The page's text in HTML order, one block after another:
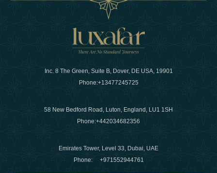
Inc. 8 The Green, Suite B, Dover, DE USA, 19901
Phone:+13477245725
58 New Bedford Road, Luton, England, LU1 1SH
Phone:+442034682356
Emirates Tower, Level 33, Dubai, UAE
Phone: +971552944761